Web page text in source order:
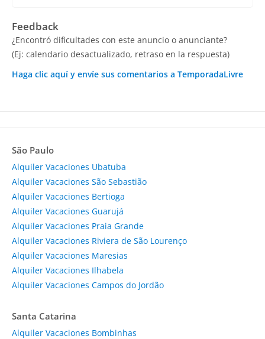
Feedback
¿Encontró dificultades con este anuncio o anunciante?
(Ej: calendario desactualizado, retraso en la respuesta)
Haga clic aquí y envíe sus comentarios a TemporadaLivre
São Paulo
Alquiler Vacaciones Ubatuba
Alquiler Vacaciones São Sebastião
Alquiler Vacaciones Bertioga
Alquiler Vacaciones Guarujá
Alquiler Vacaciones Praia Grande
Alquiler Vacaciones Riviera de São Lourenço
Alquiler Vacaciones Maresias
Alquiler Vacaciones Ilhabela
Alquiler Vacaciones Campos do Jordão
Santa Catarina
Alquiler Vacaciones Bombinhas